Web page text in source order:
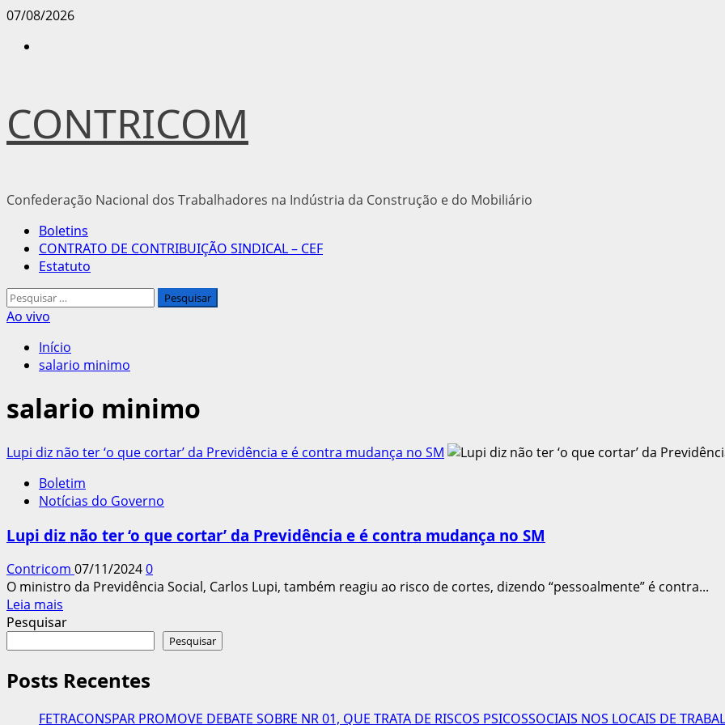
Avançar
07/08/2026
CONTRICOM
Confederação Nacional dos Trabalhadores na Indústria da Construção e do Mobiliário
Menu
principal
Boletins
CONTRATO DE CONTRIBUIÇÃO SINDICAL – CEF
Estatuto
Pesquisar
por:
Ao vivo
Início
salario minimo
salario minimo
Lupi diz não ter ‘o que cortar’ da Previdência e é contra mudança no SM
Boletim
Notícias do Governo
Lupi diz não ter ‘o que cortar’ da Previdência e é contra mudança no SM
Contricom 07/11/20240
O ministro da Previdência Social, Carlos Lupi, também reagiu ao risco de cortes, dizendo “pessoalmente” é contra...
Leia mais
mais
diz
não
ter
Pesquisar
Pesquisar
Posts Recentes
FETRACONSPAR PROMOVE DEBATE SOBRE NR 01, QUE TRATA DE RISCOS PSICOSSOCIAIS NOS LOCAIS DE